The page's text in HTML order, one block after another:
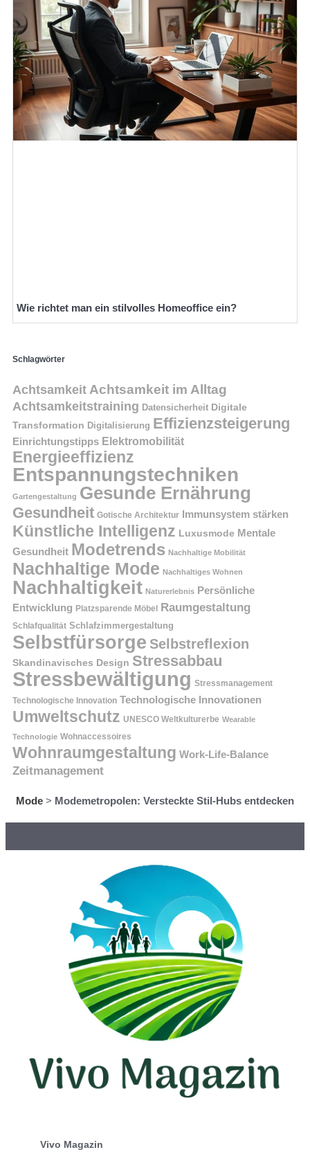
Wie richtet man ein stilvolles Homeoffice ein?
Schlagwörter
Achtsamkeit Achtsamkeit im Alltag
Achtsamkeitstraining Datensicherheit Digitale
Transformation Digitalisierung Effizienzsteigerung
Einrichtungstipps Elektromobilität
Energieeffizienz
Entspannungstechniken
Gartengestaltung Gesunde Ernährung
Gesundheit Gotische Architektur Immunsystem stärken
Künstliche Intelligenz Luxusmode Mentale
Gesundheit Modetrends Nachhaltige Mobilität
Nachhaltige Mode Nachhaltiges Wohnen
Nachhaltigkeit Naturerlebnis Persönliche
Entwicklung Platzsparende Möbel Raumgestaltung
Schlafqualität Schlafzimmergestaltung
Selbstfürsorge Selbstreflexion
Skandinavisches Design Stressabbau
Stressbewältigung Stressmanagement
Technologische Innovation Technologische Innovationen
Umweltschutz UNESCO Weltkulturerbe Wearable
Technologie Wohnaccessoires
Wohnraumgestaltung Work-Life-Balance
Zeitmanagement
Mode > Modemetropolen: Versteckte Stil-Hubs entdecken
Vivo Magazin